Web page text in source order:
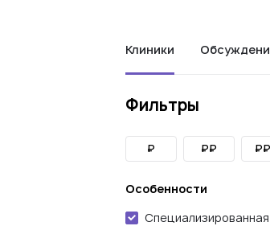
Клиники
Фильтры
₽ ₽₽
Особенности
Специализированная